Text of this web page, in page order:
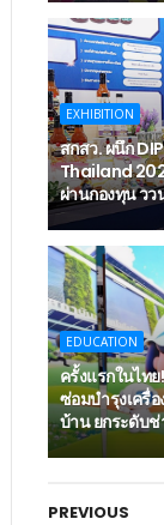
EXHIBITION
สกสว. ผนึก
Thailand
ผ่านกองทุน วว
EDUCATION
ครั้งแรกในไท
ซ่อมบำรุงเครื่
บ้าน ยกระดับ
PREVIOUS